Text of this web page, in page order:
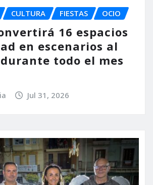
CULTURA FIESTAS OCIO
16 espacios
en escenarios al
todo el mes
Jul 31, 2026